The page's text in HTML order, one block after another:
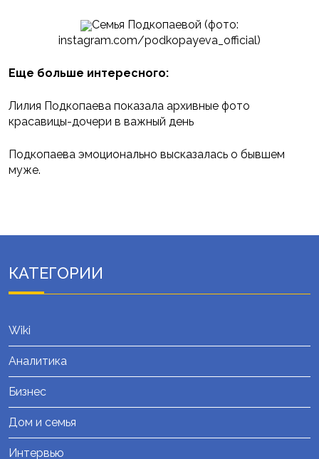
Семья Подкопаевой (фото:
instagram.com/podkopayeva_official)
Еще больше интересного:
Лилия Подкопаева показала архивные фото
красавицы-дочери в важный день
Подкопаева эмоционально высказалась о бывшем
муже.
КАТЕГОРИИ
Wiki
Аналитика
Бизнес
Дом и семья
Интервью